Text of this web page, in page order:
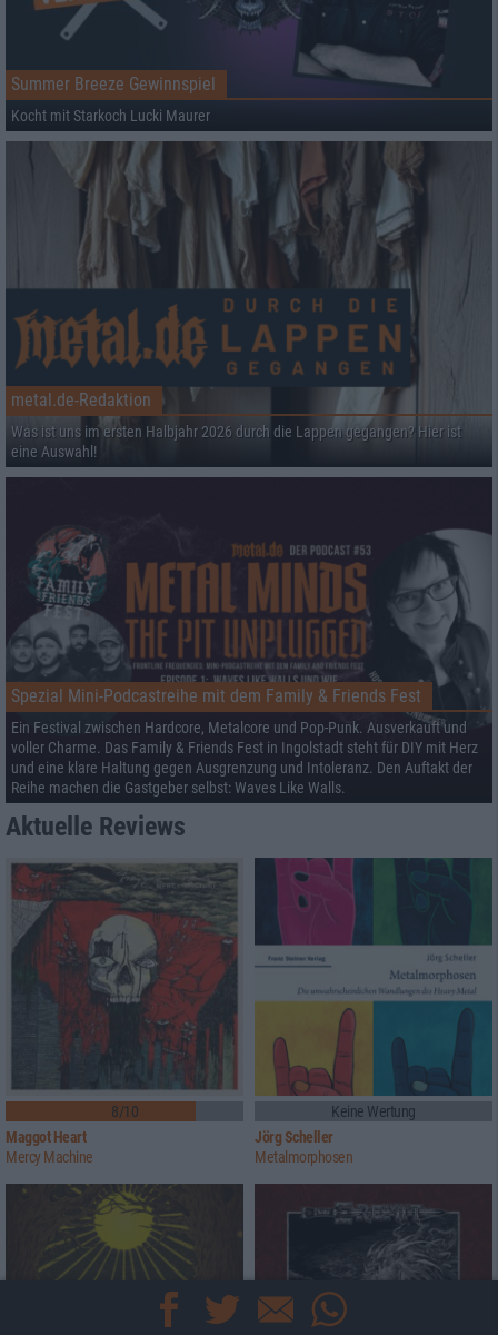
Summer Breeze Gewinnspiel
Kocht mit Starkoch Lucki Maurer
metal.de-Redaktion
Was ist uns im ersten Halbjahr 2026 durch die Lappen gegangen? Hier ist
eine Auswahl!
Spezial Mini-Podcastreihe mit dem Family & Friends Fest
Ein Festival zwischen Hardcore, Metalcore und Pop-Punk. Ausverkauft und
voller Charme. Das Family & Friends Fest in Ingolstadt steht für DIY mit Herz
und eine klare Haltung gegen Ausgrenzung und Intoleranz. Den Auftakt der
Reihe machen die Gastgeber selbst: Waves Like Walls.
Aktuelle Reviews
8/10
Maggot Heart
Mercy Machine
Keine Wertung
Jörg Scheller
Metalmorphosen